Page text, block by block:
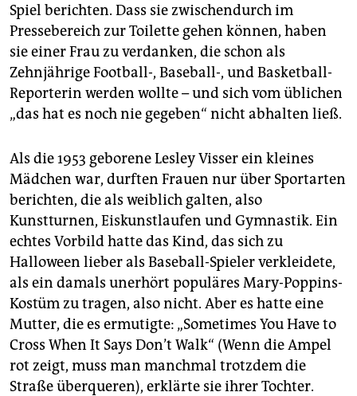
Spiel berichten. Dass sie zwischendurch im
Pressebereich zur Toilette gehen können, haben
sie einer Frau zu verdanken, die schon als
Zehnjährige Football-, Baseball-, und Basketball-
Reporterin werden wollte – und sich vom üblichen
„das hat es noch nie gegeben“ nicht abhalten ließ.
Als die 1953 geborene Lesley Visser ein kleines
Mädchen war, durften Frauen nur über Sportarten
berichten, die als weiblich galten, also
Kunstturnen, Eiskunstlaufen und Gymnastik. Ein
echtes Vorbild hatte das Kind, das sich zu
Halloween lieber als Baseball-Spieler verkleidete,
als ein damals unerhört populäres Mary-Poppins-
Kostüm zu tragen, also nicht. Aber es hatte eine
Mutter, die es ermutigte: „Sometimes You Have to
Cross When It Says Don’t Walk“ (Wenn die Ampel
rot zeigt, muss man manchmal trotzdem die
Straße überqueren), erklärte sie ihrer Tochter.